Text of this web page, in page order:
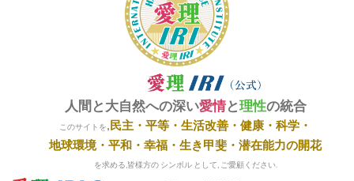
人間と大自然への深い愛情と理性の統合
このサイトを,民主・平等・ 生活改善・健康・科学・
地球環境・平和・幸福・生き甲斐・ 潜在能力の開花
を求める,皆様方の シンボル として, ご愛顧ください.